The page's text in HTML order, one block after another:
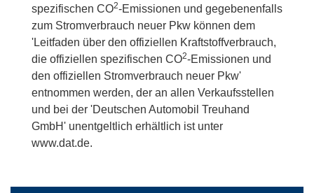
spezifischen CO2-Emissionen und gegebenenfalls
zum Stromverbrauch neuer Pkw können dem
'Leitfaden über den offiziellen Kraftstoffverbrauch,
die offiziellen spezifischen CO2-Emissionen und
den offiziellen Stromverbrauch neuer Pkw'
entnommen werden, der an allen Verkaufsstellen
und bei der 'Deutschen Automobil Treuhand
GmbH' unentgeltlich erhältlich ist unter
www.dat.de.